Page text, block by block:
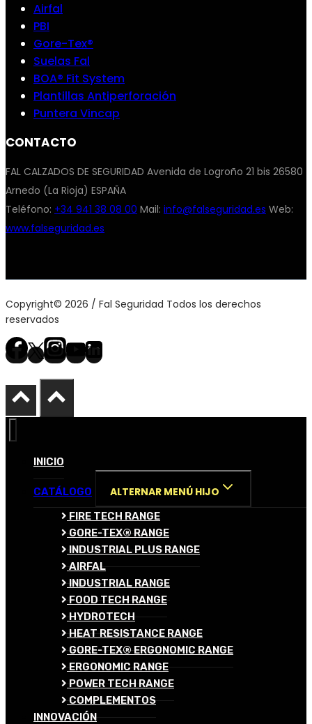
Airfal
PBI
Gore-Tex®
Suelas Fal
BOA® Fit System
Plantillas Antiperforación
Puntera Vincap
CONTACTO
FAL CALZADOS DE SEGURIDAD Avenida de Logroño 21 bis 26580
Arnedo (La Rioja) ESPAÑA
Teléfono: +34 941 38 08 00 Mail: info@falseguridad.es Web:
www.falseguridad.es
Copyright© 2026 / Fal Seguridad Todos los derechos
reservados
INICIO
CATÁLOGO ALTERNAR MENÚ HIJO
FIRE TECH RANGE
GORE-TEX® RANGE
INDUSTRIAL PLUS RANGE
AIRFAL
INDUSTRIAL RANGE
FOOD TECH RANGE
HYDROTECH
HEAT RESISTANCE RANGE
GORE-TEX® ERGONOMIC RANGE
ERGONOMIC RANGE
POWER TECH RANGE
COMPLEMENTOS
INNOVACIÓN